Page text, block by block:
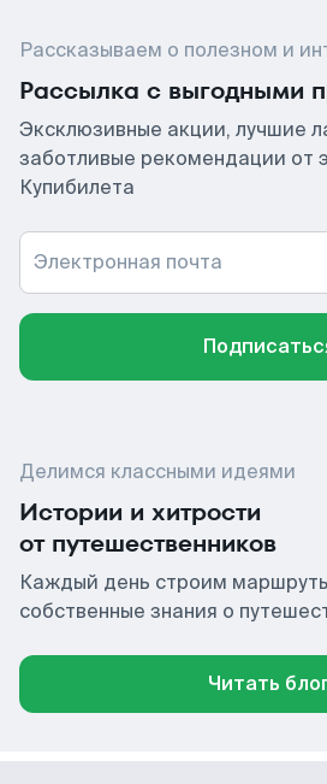
Рассказываем о полезном и
Рассылка с выгодными
Эксклюзивные акции, лучшие
заботливые рекомендации от
Купибилета
Электронная почта
Делимся классными идеями
Истории и хитрости
от путешественников
Каждый день строим
собственные знания о
Читать